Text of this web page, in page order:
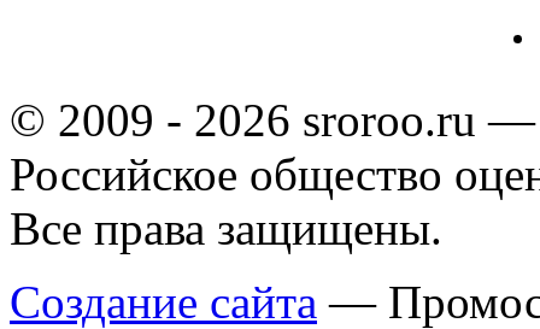
© 2009 - 2026 sroroo.ru —
Российское общество
Все права защищены.
Создание сайта —